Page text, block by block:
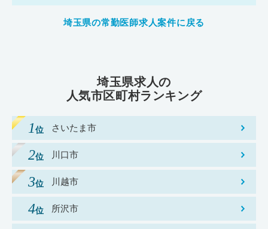
埼玉県の常勤医師求人案件に戻る
埼玉県求人の
人気市区町村ランキング
さいたま市
川口市
川越市
所沢市